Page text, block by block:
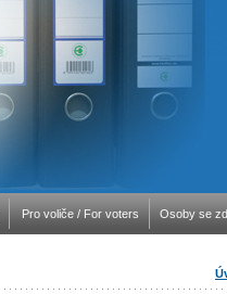
Pro voliče / For voters Osoby se